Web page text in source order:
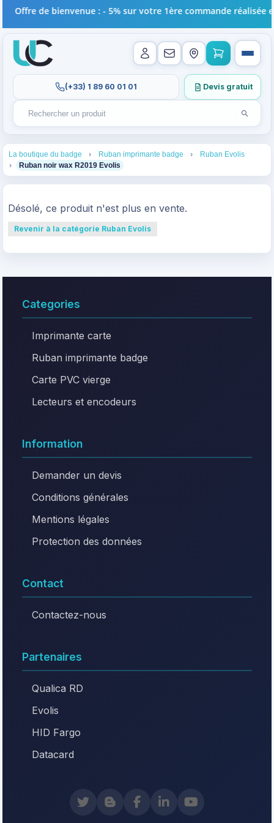
Rechercher un produit
Recherches récentes au focus. Tapez au moins 2
Lancer
(+33) 1 89 60 01 01 Devis gratuit
Offre de bienvenue : - 5% sur votre 1ère commande réalisée
La boutique du badge Ruban imprimante badge Ruban Evolis
Ruban noir wax R2019 Evolis 4
Désolé, ce produit n'est plus en vente.
Revenir à la catégorie Ruban Evolis
Categories
Imprimante carte
Ruban imprimante badge
Carte PVC vierge
Lecteurs et encodeurs
Information
Demander un devis
Conditions générales
Mentions légales
Protection des données
Contact
Contactez-nous
Partenaires
Qualica RD
Evolis
HID Fargo
Datacard